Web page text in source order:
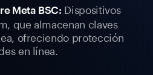
Meta BSC: Dispositivos
que almacenan claves
ofreciendo protección
en línea.